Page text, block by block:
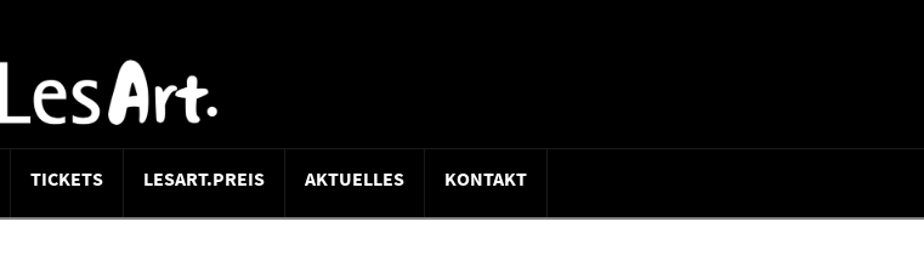
TICKETS LESART.PREIS AKTUELLES KONTAKT